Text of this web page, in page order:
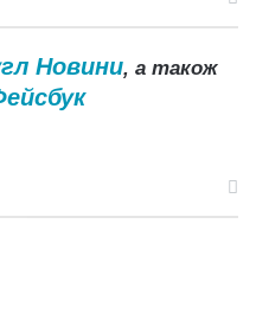
Новини, а також